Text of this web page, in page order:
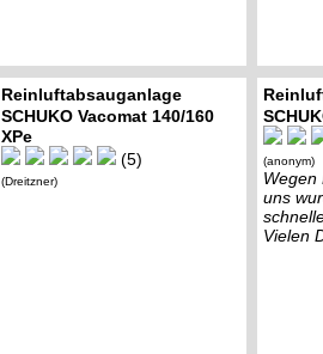
Reinluftabsauganlage
SCHUKO Vacomat 140/160
XPe
(5)
(Dreitzner)
(anonym)
Wegen
uns
Vielen